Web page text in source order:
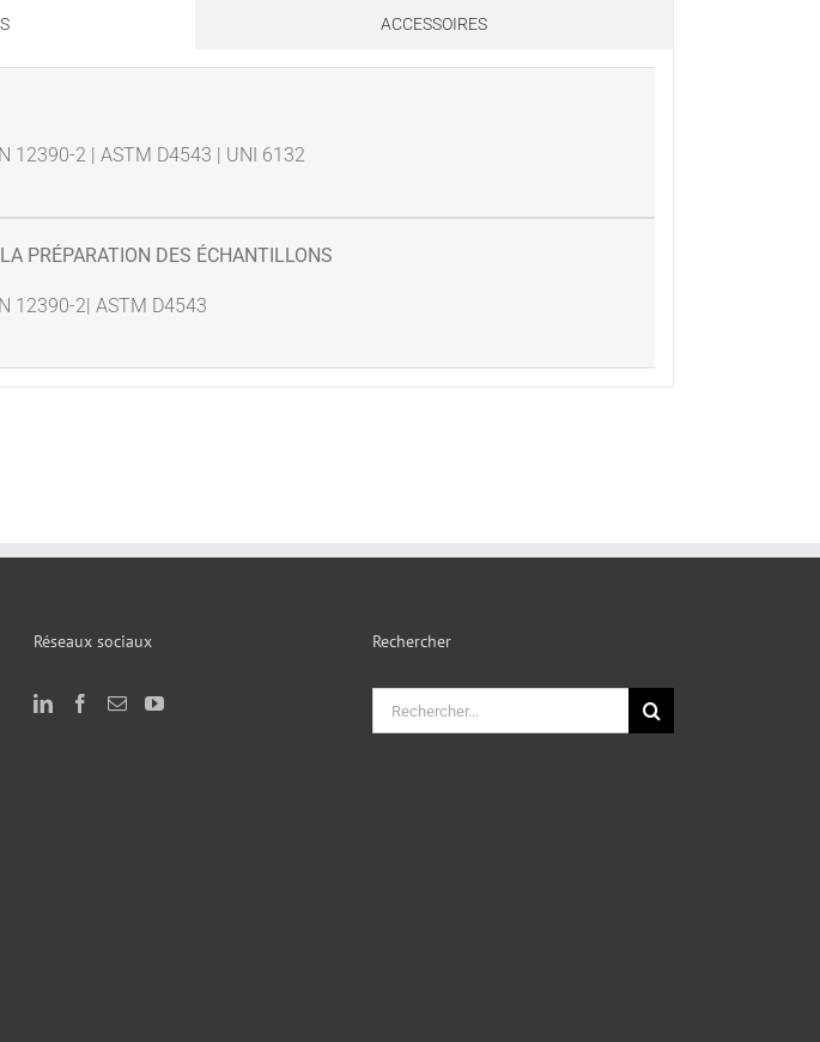
ACCESSOIRES
12390-2 | ASTM D4543 | UNI 6132
PRÉPARATION DES ÉCHANTILLONS
12390-2| ASTM D4543
Réseaux sociaux Rechercher
Rechercher: